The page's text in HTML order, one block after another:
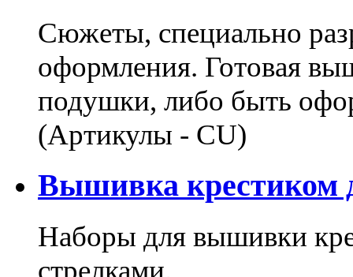
Сюжеты, специально
оформления. Готовая
подушки, либо быть
(Артикулы - CU)
Вышивка крестиком
Наборы для вышивки
стрелками.